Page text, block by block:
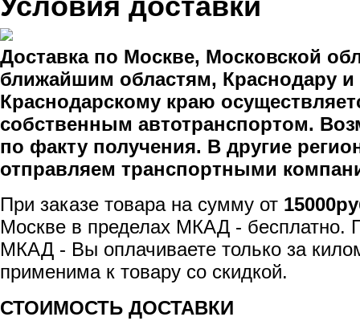
Доставка по Москве, Московской
ближайшим областям, Краснодару и
Краснодарскому краю
собственным автотранспортом.
по факту получения. В другие
отправляем транспортными
При заказе товара на сумму от
Москве в пределах МКАД - бесплатно.
МКАД - Вы оплачиваете только за
применима к товару со скидкой.
СТОИМОСТЬ ДОСТАВКИ